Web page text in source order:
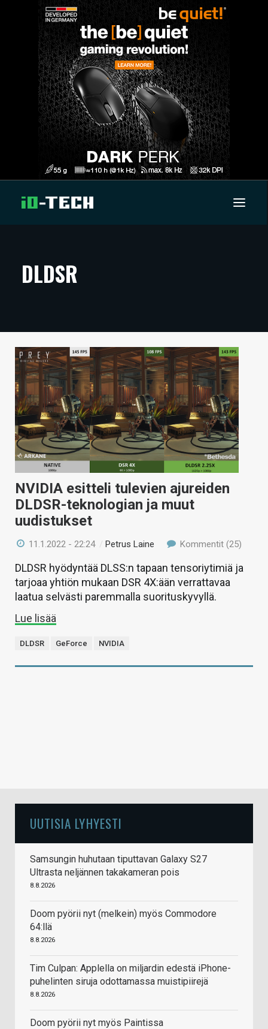
ARTIKKELIT
TECHBBS
TIETOA
HINTA.FI
KAUPPA
VAIHDA TEEMA
HAKU
DLDSR
NVIDIA esitteli tulevien ajureiden
DLDSR-teknologian ja muut
uudistukset
11.1.2022 - 22:24 /Petrus Laine Kommentit (25)
DLDSR hyödyntää DLSS:n tapaan tensoriytimiä ja
tarjoaa yhtiön mukaan DSR 4X:ään verrattavaa
laatua selvästi paremmalla suorituskyvyllä.
Lue lisää
DLDSR GeForce NVIDIA
UUTISIA LYHYESTI
Samsungin huhutaan tiputtavan Galaxy S27
Ultrasta neljännen takakameran pois
8.8.2026
Doom pyörii nyt (melkein) myös Commodore
64:llä
8.8.2026
Tim Culpan: Applella on miljardin edestä iPhone-
puhelinten siruja odottamassa muistipiirejä
8.8.2026
Doom pyörii nyt myös Paintissa